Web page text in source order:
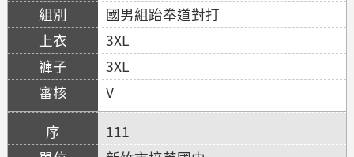
國男組跆拳道對打
3XL
3XL
V
111